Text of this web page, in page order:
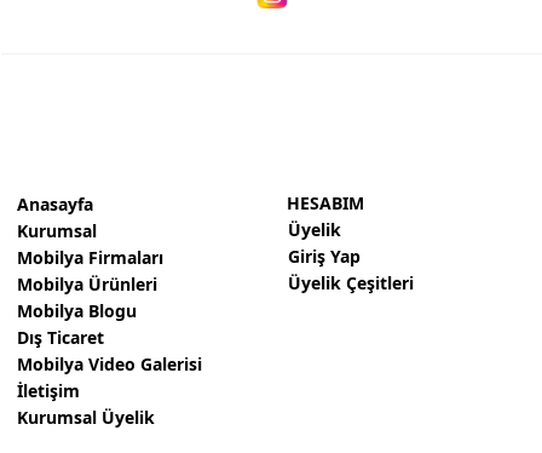
Anasayfa
Kurumsal
Mobilya Firmaları
Mobilya Ürünleri
Mobilya Blogu
Dış Ticaret
Mobilya Video Galerisi
İletişim
Kurumsal Üyelik
HESABIM
Üyelik
Giriş Yap
Üyelik Çeşitleri